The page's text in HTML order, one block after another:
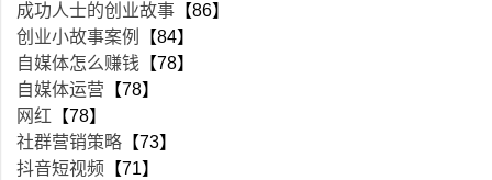
成功人士的创业故事 【86】
创业小故事案例
【84】
自媒体怎么赚钱 【78】
自媒体运营 【78】
网红 【78】
社群营销策略 【73】
抖音短视频 【71】